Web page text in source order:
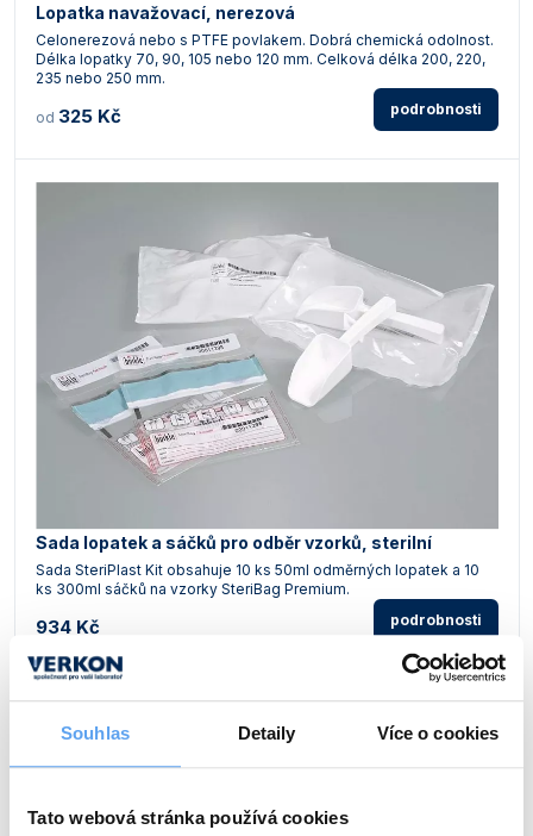
Souhlas Detaily Více o cookies
Tato webová stránka používá cookies
Lopatka navažovací, nerezová
Celonerezová nebo s PTFE povlakem. Dobrá chemická odolnost.
Délka lopatky 70, 90, 105 nebo 120 mm. Celková délka 200, 220,
235 nebo 250 mm.
od 325 Kč podrobnosti
Sada lopatek a sáčků pro odběr vzorků, sterilní
Sada SteriPlast Kit obsahuje 10 ks 50ml odměrných lopatek a 10
ks 300ml sáčků na vzorky SteriBag Premium.
934 Kč podrobnosti